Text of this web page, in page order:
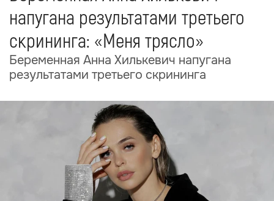
напугана результатами третьего
скрининга: «Меня трясло»
Беременная Анна Хилькевич напугана
результатами третьего скрининга